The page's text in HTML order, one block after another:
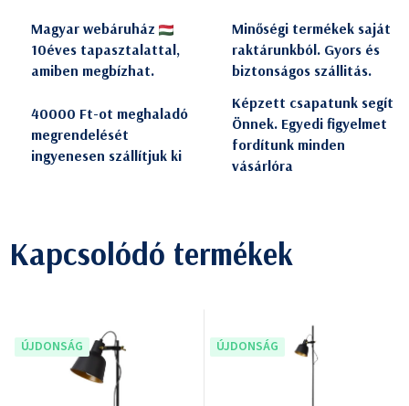
Magyar webáruház
10éves tapasztalattal,
amiben megbízhat.
Minőségi termékek saját
raktárunkból. Gyors és
biztonságos szállitás.
40000 Ft-ot meghaladó
megrendelését
ingyenesen szállítjuk ki
Képzett csapatunk segít
Önnek. Egyedi figyelmet
fordítunk minden
vásárlóra
Kapcsolódó termékek
ÚJDONSÁG ÚJDONSÁG